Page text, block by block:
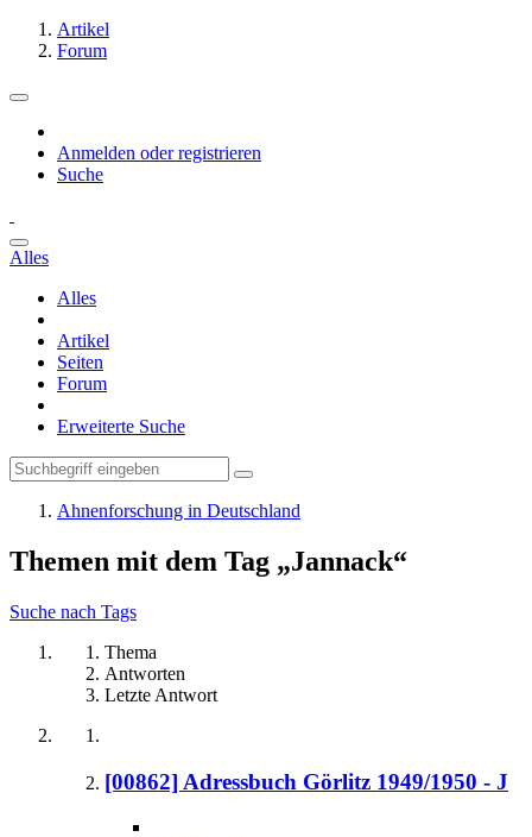
Artikel
Forum
Anmelden oder registrieren
Suche
Alles
Alles
Artikel
Seiten
Forum
Erweiterte Suche
Ahnenforschung in Deutschland
Themen mit dem Tag „Jannack“
Suche nach Tags
Thema
Antworten
Letzte Antwort
[00862] Adressbuch Görlitz 1949/1950 - J